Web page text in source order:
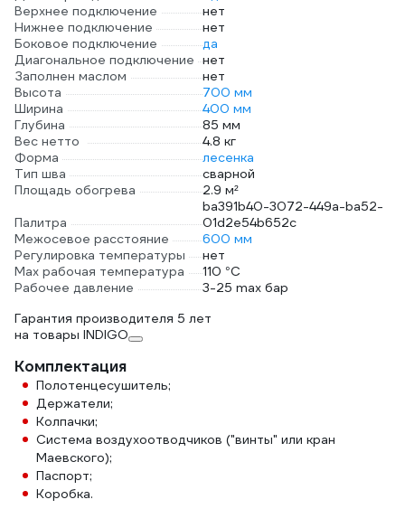
Верхнее подключение
нет
Нижнее подключение
нет
Боковое подключение
да
Диагональное подключение нет
Заполнен маслом
нет
Высота
700 мм
Ширина
400 мм
Глубина
85 мм
Вес нетто
4.8 кг
Форма
лесенка
Тип шва
сварной
Площадь обогрева
2.9 м²
Палитра
ba391b40-3072-449a-ba52-
01d2e54b652c
Межосевое расстояние
600 мм
Регулировка температуры
нет
Max рабочая температура
110 °С
Рабочее давление
3-25 max бар
Гарантия производителя 5 лет
на товары INDIGO
Комплектация
Полотенцесушитель;
Держатели;
Колпачки;
Система воздухоотводчиков ("винты" или кран
Маевского);
Паспорт;
Коробка.